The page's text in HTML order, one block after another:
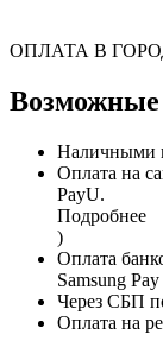
ОПЛАТА В
Возможные
Наличными
Оплата на
PayU.
Подробнее
)
Оплата
Samsung Pay
Через СБП
Оплата на